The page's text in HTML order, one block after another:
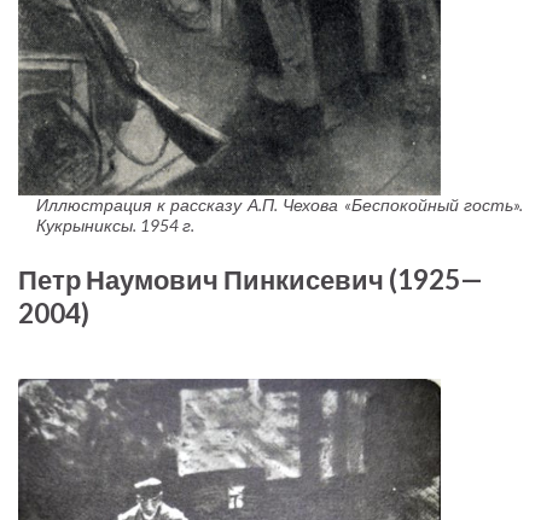
Иллюстрация к рассказу А.П. Чехова «Беспокойный гость».
Кукрыниксы. 1954 г.
Петр Наумович Пинкисевич (1925—
2004)